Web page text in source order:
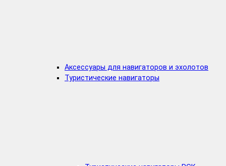
Аксессуары для навигаторов и эхолотов
Туристические навигаторы